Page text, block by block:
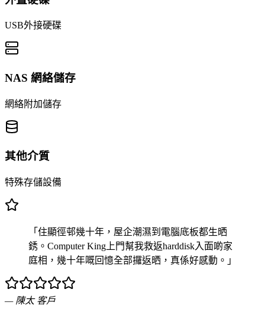
USB外接硬碟
NAS 網絡儲存
網絡附加儲存
其他介質
特殊存儲設備
「住顯徑邨幾十年，屋企潮濕到電腦底板都生晒
銹。Computer King上門幫我救返harddisk入面啲家
庭相，幾十年嘅回憶全部攞返晒，真係好感動。」
— 陳太客戶